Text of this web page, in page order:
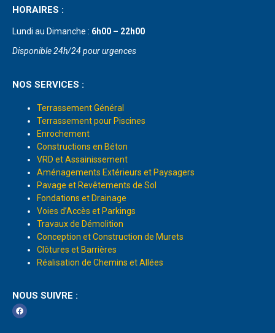
HORAIRES :
Lundi au Dimanche : 6h00 – 22h00
Disponible 24h/24 pour urgences
NOS SERVICES :
Terrassement Général
Terrassement pour Piscines
Enrochement
Constructions en Béton
VRD et Assainissement
Aménagements Extérieurs et Paysagers
Pavage et Revêtements de Sol
Fondations et Drainage
Voies d’Accès et Parkings
Travaux de Démolition
Conception et Construction de Murets
Clôtures et Barrières
Réalisation de Chemins et Allées
NOUS SUIVRE :